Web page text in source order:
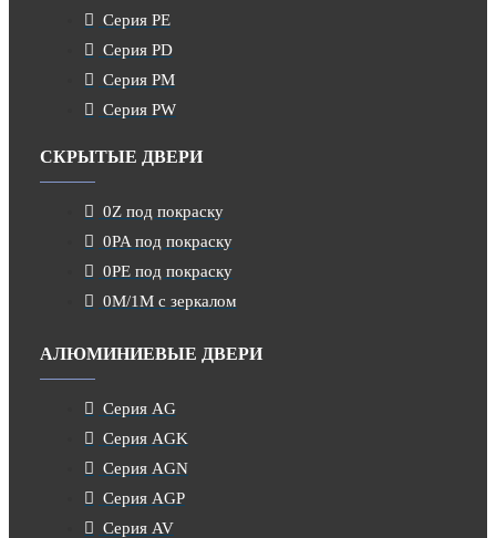
Серия PE
Серия PD
Серия PM
Серия PW
СКРЫТЫЕ ДВЕРИ
0Z под покраску
0PA под покраску
0PE под покраску
0M/1M с зеркалом
АЛЮМИНИЕВЫЕ ДВЕРИ
Серия AG
Серия AGK
Серия AGN
Серия AGP
Серия AV